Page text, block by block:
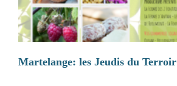
Martelange: les Jeudis du Terroir